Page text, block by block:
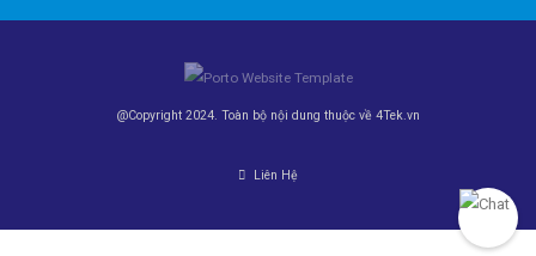
@Copyright 2024. Toàn bộ nội dung thuộc về 4Tek.vn
Liên Hệ